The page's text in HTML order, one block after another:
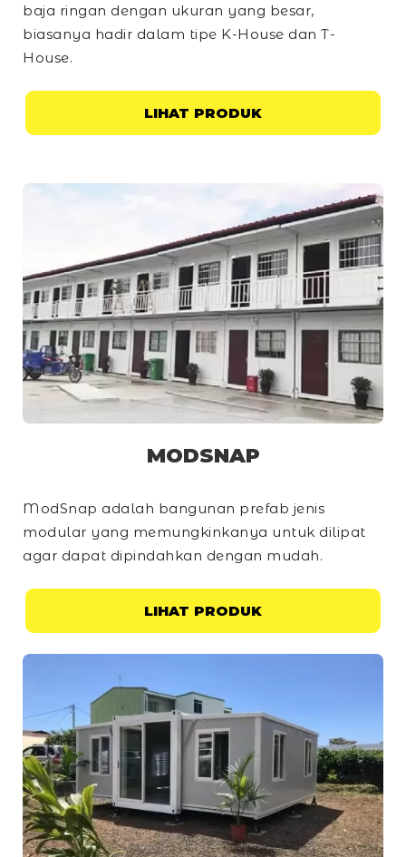
baja ringan dengan ukuran yang besar,
biasanya hadir dalam tipe K-House dan T-
House.
LIHAT PRODUK
MODSNAP
ModSnap adalah bangunan prefab jenis
modular yang memungkinkanya untuk dilipat
agar dapat dipindahkan dengan mudah.
LIHAT PRODUK